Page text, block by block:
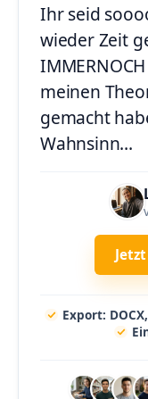
Ihr seid
wieder Zeit
meinen
gemacht
Wahnsinn…
Export: